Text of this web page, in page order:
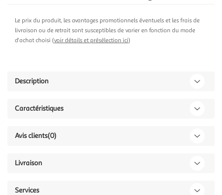
Le prix du produit, les avantages promotionnels éventuels et les frais de
livraison ou de retrait sont susceptibles de varier en fonction du mode
d'achat choisi (voir détails et présélection ici)
Description
Caractéristiques
Avis clients(0)
Livraison
Services